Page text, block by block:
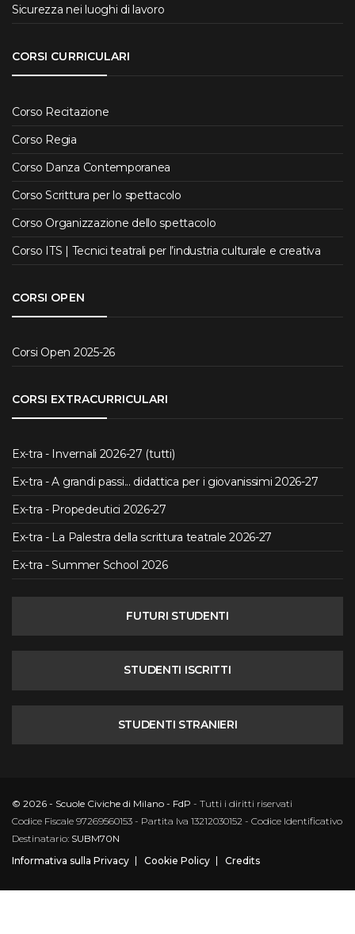
Sicurezza nei luoghi di lavoro
CORSI CURRICULARI
Corso Recitazione
Corso Regia
Corso Danza Contemporanea
Corso Scrittura per lo spettacolo
Corso Organizzazione dello spettacolo
Corso ITS | Tecnici teatrali per l’industria culturale e creativa
CORSI OPEN
Corsi Open 2025-26
CORSI EXTRACURRICULARI
Ex-tra - Invernali 2026-27 (tutti)
Ex-tra - A grandi passi... didattica per i giovanissimi 2026-27
Ex-tra - Propedeutici 2026-27
Ex-tra - La Palestra della scrittura teatrale 2026-27
Ex-tra - Summer School 2026
FUTURI STUDENTI
STUDENTI ISCRITTI
STUDENTI STRANIERI
© 2026 - Scuole Civiche di Milano - FdP - Tutti i diritti riservati
Codice Fiscale 97269560153 - Partita Iva 13212030152 - Codice Identificativo
Destinatario: SUBM70N
Informativa sulla Privacy
Cookie Policy Credits